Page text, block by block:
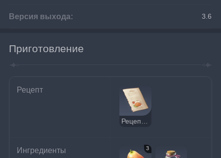
Версия выхода: 3.6
Приготовление
Рецепт
Ингредиенты 3